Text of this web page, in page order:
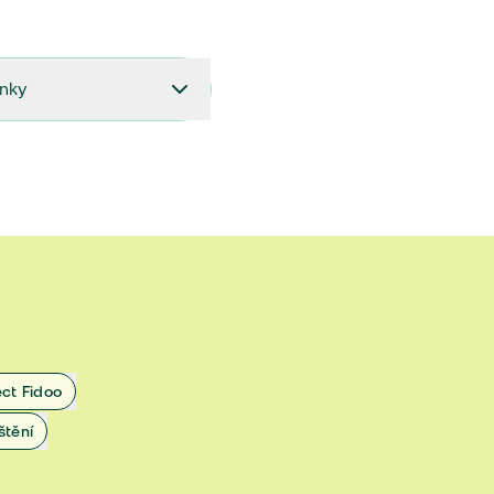
do 31.10.2022
do 8.7.2020
do 31.10.2019
Fidoo